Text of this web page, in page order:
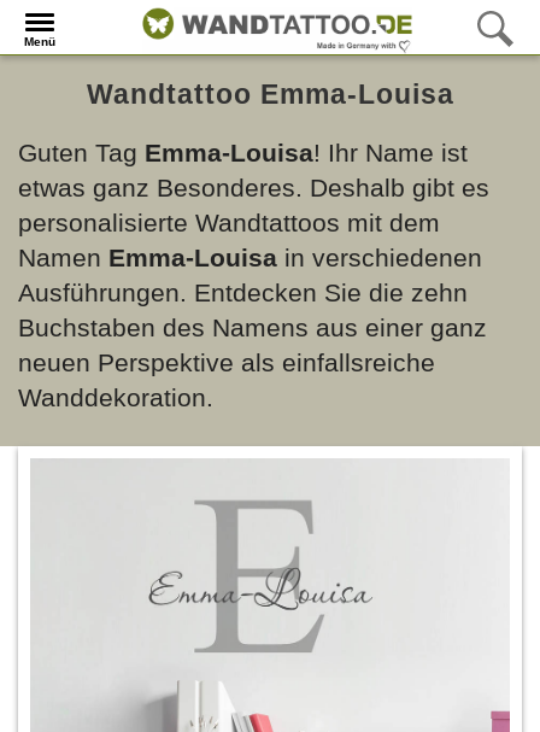
Menü
Wandtattoo Emma-Louisa
Guten Tag Emma-Louisa! Ihr Name ist
etwas ganz Besonderes. Deshalb gibt es
personalisierte Wandtattoos mit dem
Namen Emma-Louisa in verschiedenen
Ausführungen. Entdecken Sie die zehn
Buchstaben des Namens aus einer ganz
neuen Perspektive als einfallsreiche
Wanddekoration.